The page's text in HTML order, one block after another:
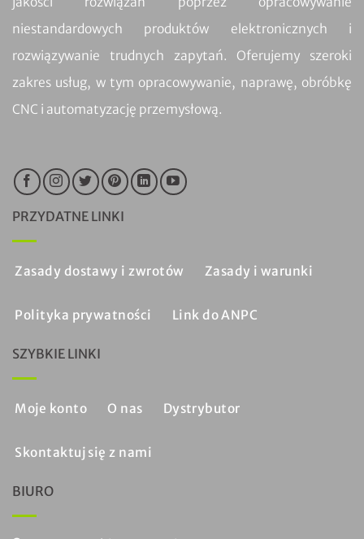
niestandardowych produktów elektronicznych i
rozwiązywanie trudnych zapytań. Oferujemy szeroki
zakres usług, w tym opracowywanie, naprawę, obróbkę
CNC i automatyzację przemysłową.
PRZYDATNE LINKI
Zasady dostawy i zwrotów Zasady i warunki
Polityka prywatności Link do ANPC
SZYBKIE LINKI
Moje konto O nas Dystrybutor
Skontaktuj się z nami
BIURO